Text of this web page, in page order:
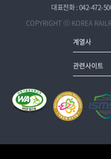
대표전화 : 042-472-
COPYRIGHT ⓒ KOREA
계열사
관련사이트